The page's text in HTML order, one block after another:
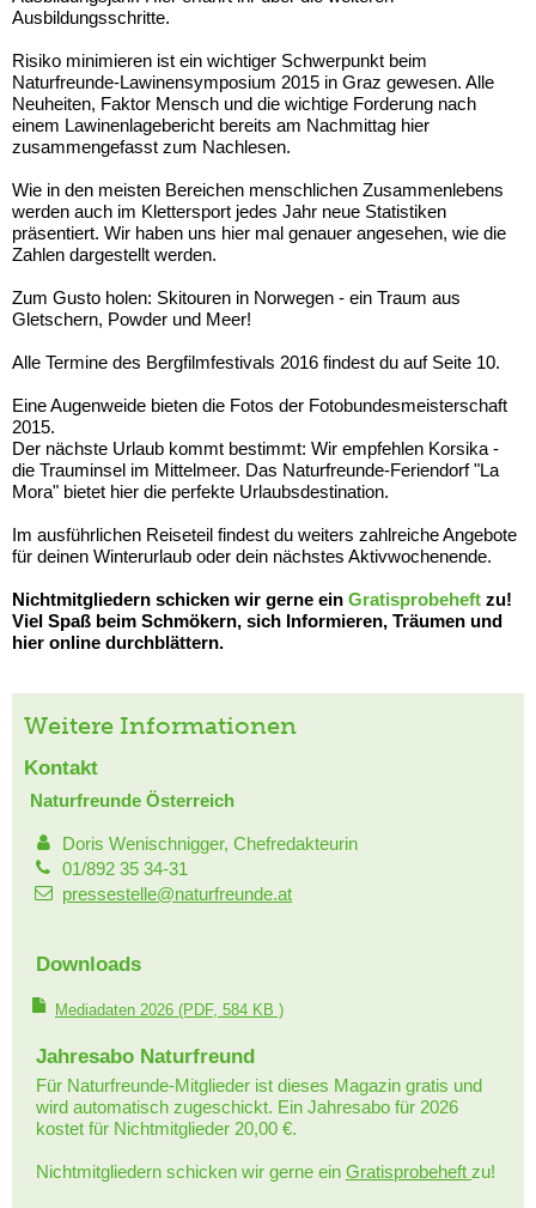
Ausbildungsschritte.
Risiko minimieren ist ein wichtiger Schwerpunkt beim
Naturfreunde-Lawinensymposium 2015 in Graz gewesen. Alle
Neuheiten, Faktor Mensch und die wichtige Forderung nach
einem Lawinenlagebericht bereits am Nachmittag hier
zusammengefasst zum Nachlesen.
Wie in den meisten Bereichen menschlichen Zusammenlebens
werden auch im Klettersport jedes Jahr neue Statistiken
präsentiert. Wir haben uns hier mal genauer angesehen, wie die
Zahlen dargestellt werden.
Zum Gusto holen: Skitouren in Norwegen - ein Traum aus
Gletschern, Powder und Meer!
Alle Termine des Bergfilmfestivals 2016 findest du auf Seite 10.
Eine Augenweide bieten die Fotos der Fotobundesmeisterschaft
2015.
Der nächste Urlaub kommt bestimmt: Wir empfehlen Korsika -
die Trauminsel im Mittelmeer. Das Naturfreunde-Feriendorf "La
Mora" bietet hier die perfekte Urlaubsdestination.
Im ausführlichen Reiseteil findest du weiters zahlreiche Angebote
für deinen Winterurlaub oder dein nächstes Aktivwochenende.
Nichtmitgliedern schicken wir gerne ein Gratisprobeheft zu!
Viel Spaß beim Schmökern, sich Informieren, Träumen und
hier online durchblättern.
Weitere Informationen
Kontakt
Naturfreunde Österreich
Doris Wenischnigger, Chefredakteurin
01/892 35 34-31
pressestelle@naturfreunde.at
Downloads
Mediadaten 2026 (PDF, 584 KB )
Jahresabo Naturfreund
Für Naturfreunde-Mitglieder ist dieses Magazin gratis und
wird automatisch zugeschickt. Ein Jahresabo für 2026
kostet für Nichtmitglieder 20,00 €.
Nichtmitgliedern schicken wir gerne ein Gratisprobeheft zu!